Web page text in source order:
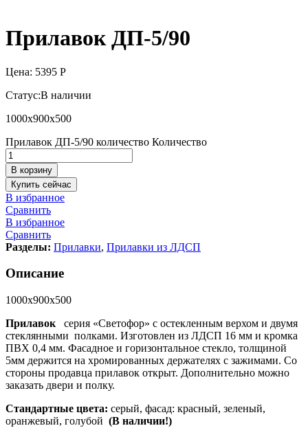
Прилавок ДП-5/90
Цена: 5395 Р
Статус:В наличии
1000х900х500
Прилавок ДП-5/90 количество Количество
В корзину
Купить сейчас
В избранное
Сравнить
В избранное
Сравнить
Разделы: Прилавки, Прилавки из ЛДСП
Описание
1000х900х500
Прилавок серия «Светофор» с остекленным верхом и двумя
стеклянными полками. Изготовлен из ЛДСП 16 мм и кромка
ПВХ 0,4 мм. Фасадное и горизонтальное стекло, толщиной
5мм держится на хромированных держателях с зажимами. Со
стороны продавца прилавок открыт. Дополнительно можно
заказать двери и полку.
Стандартные цвета: серый, фасад: красный, зеленый,
оранжевый, голубой (В наличии!)